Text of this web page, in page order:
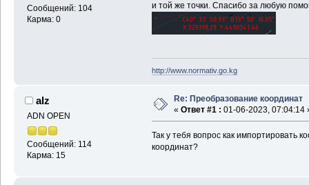
Сообщений: 104
Карма: 0
и той же точки. Спасибо за любую
http://www.normativ.go.kg
alz
ADN OPEN
Сообщений: 114
Карма: 15
Re: Преобразование координат
« Ответ #1 : 01-06-2023, 07:04:14
Так у тебя вопрос как импортировать
координат?